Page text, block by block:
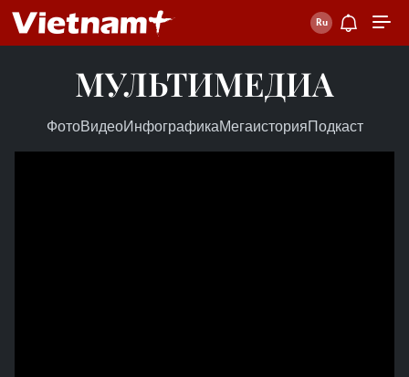
МУЛЬТИМЕДИА
ФотоВидеоИнфографикаМегаисторияПодкаст